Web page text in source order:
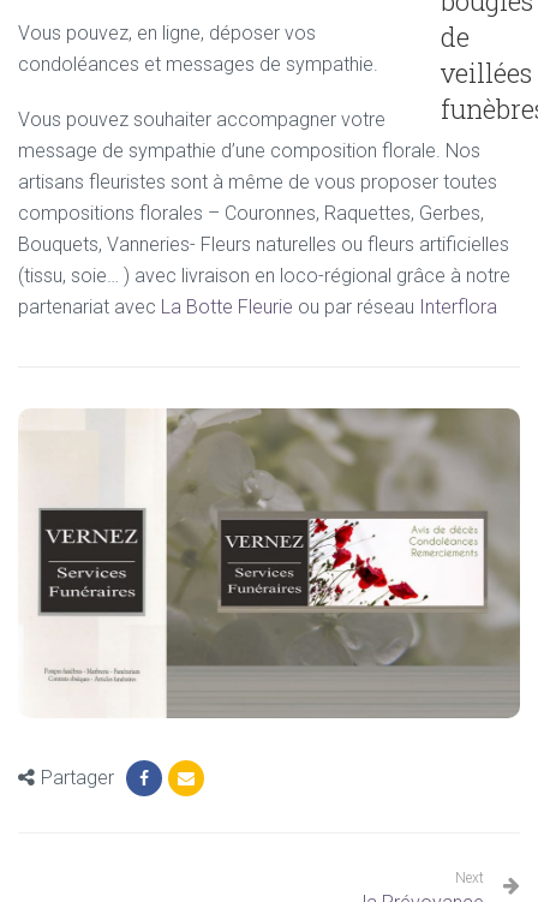
Vous pouvez, en ligne, déposer vos
condoléances et messages de sympathie.
Vous pouvez souhaiter accompagner votre
message de sympathie d’une composition florale. Nos
artisans fleuristes sont à même de vous proposer toutes
compositions florales – Couronnes, Raquettes, Gerbes,
Bouquets, Vanneries- Fleurs naturelles ou fleurs artificielles
(tissu, soie… ) avec livraison en loco-régional grâce à notre
partenariat avec La Botte Fleurie ou par réseau Interflora
Services & Salons
funéraires à Douai
Assistance et permanence téléphonique
24h/24 et 7j/7
03 27 88 91 70 ou 03 27 93 36 65
NOUS LAISSER UN MESSAGE
Partager
Next